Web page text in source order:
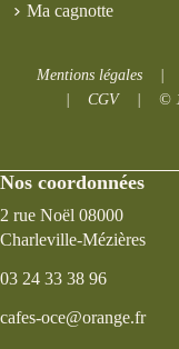
Ma cagnotte
Mentions légales
CGV| ©
Nos coordonnées
2 rue Noël 08000
Charleville-Mézières
03 24 33 38 96
cafes-oce@orange.fr